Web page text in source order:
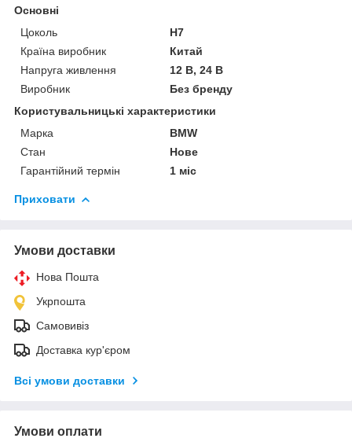
Основні
Цоколь
H7
Країна виробник
Китай
Напруга живлення
12 В, 24 В
Виробник
Без бренду
Користувальницькі характеристики
Марка
BMW
Стан
Нове
Гарантійний термін
1 міс
Приховати
Умови доставки
Нова Пошта
Укрпошта
Самовивіз
Доставка кур'єром
Всі умови доставки
Умови оплати